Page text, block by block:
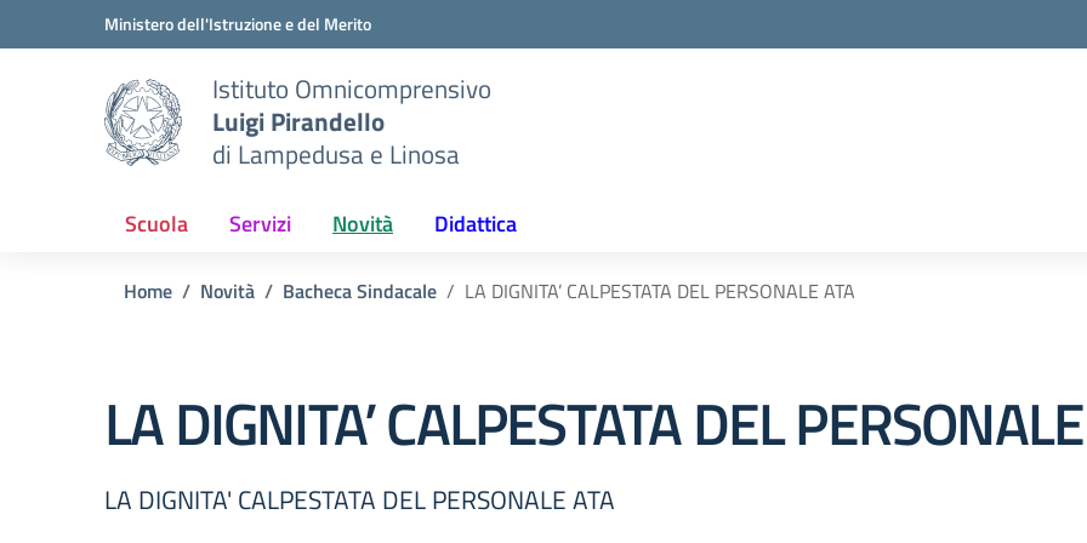
Vai ai contenuti
Vai al menu di navigazioneMinistero dell'Istruzione e del Merito
Istituto Omnicomprensivo
Luigi Pirandello
di Lampedusa e Linosa
Scuola Servizi Novità Didattica
Home Novità Bacheca Sindacale LA DIGNITA’ CALPESTATA DEL PERSONALE ATA
LA DIGNITA’ CALPESTATA DEL
LA DIGNITA' CALPESTATA DEL PERSONALE ATA